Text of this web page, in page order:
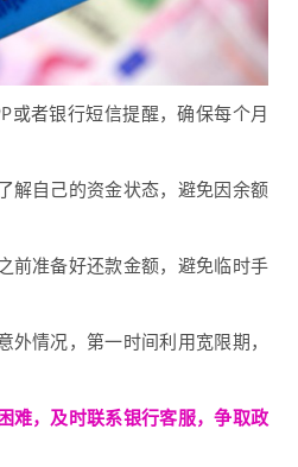
或者银行短信提醒，确保每个月
解自己的资金状态，避免因余额
前准备好还款金额，避免临时手
情况，第一时间利用宽限期，
难，及时联系银行客服，争取政